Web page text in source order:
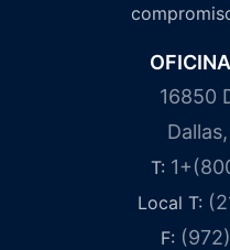
16850
T:
Local T:
F: